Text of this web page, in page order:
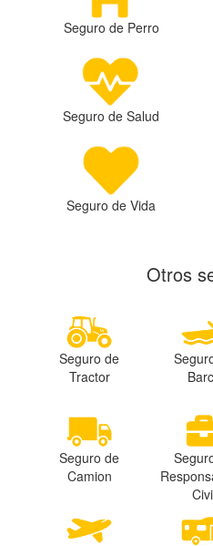
Seguro de Perro
Seguro de Salud
Seguro de Vida
Otros
Seguro de
Tractor
Seguro de
Camion